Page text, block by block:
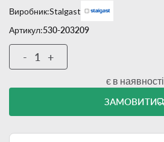
Виробник:Stalgast
Артикул:530-203209
- +
є в наявності
ЗАМОВИТИ